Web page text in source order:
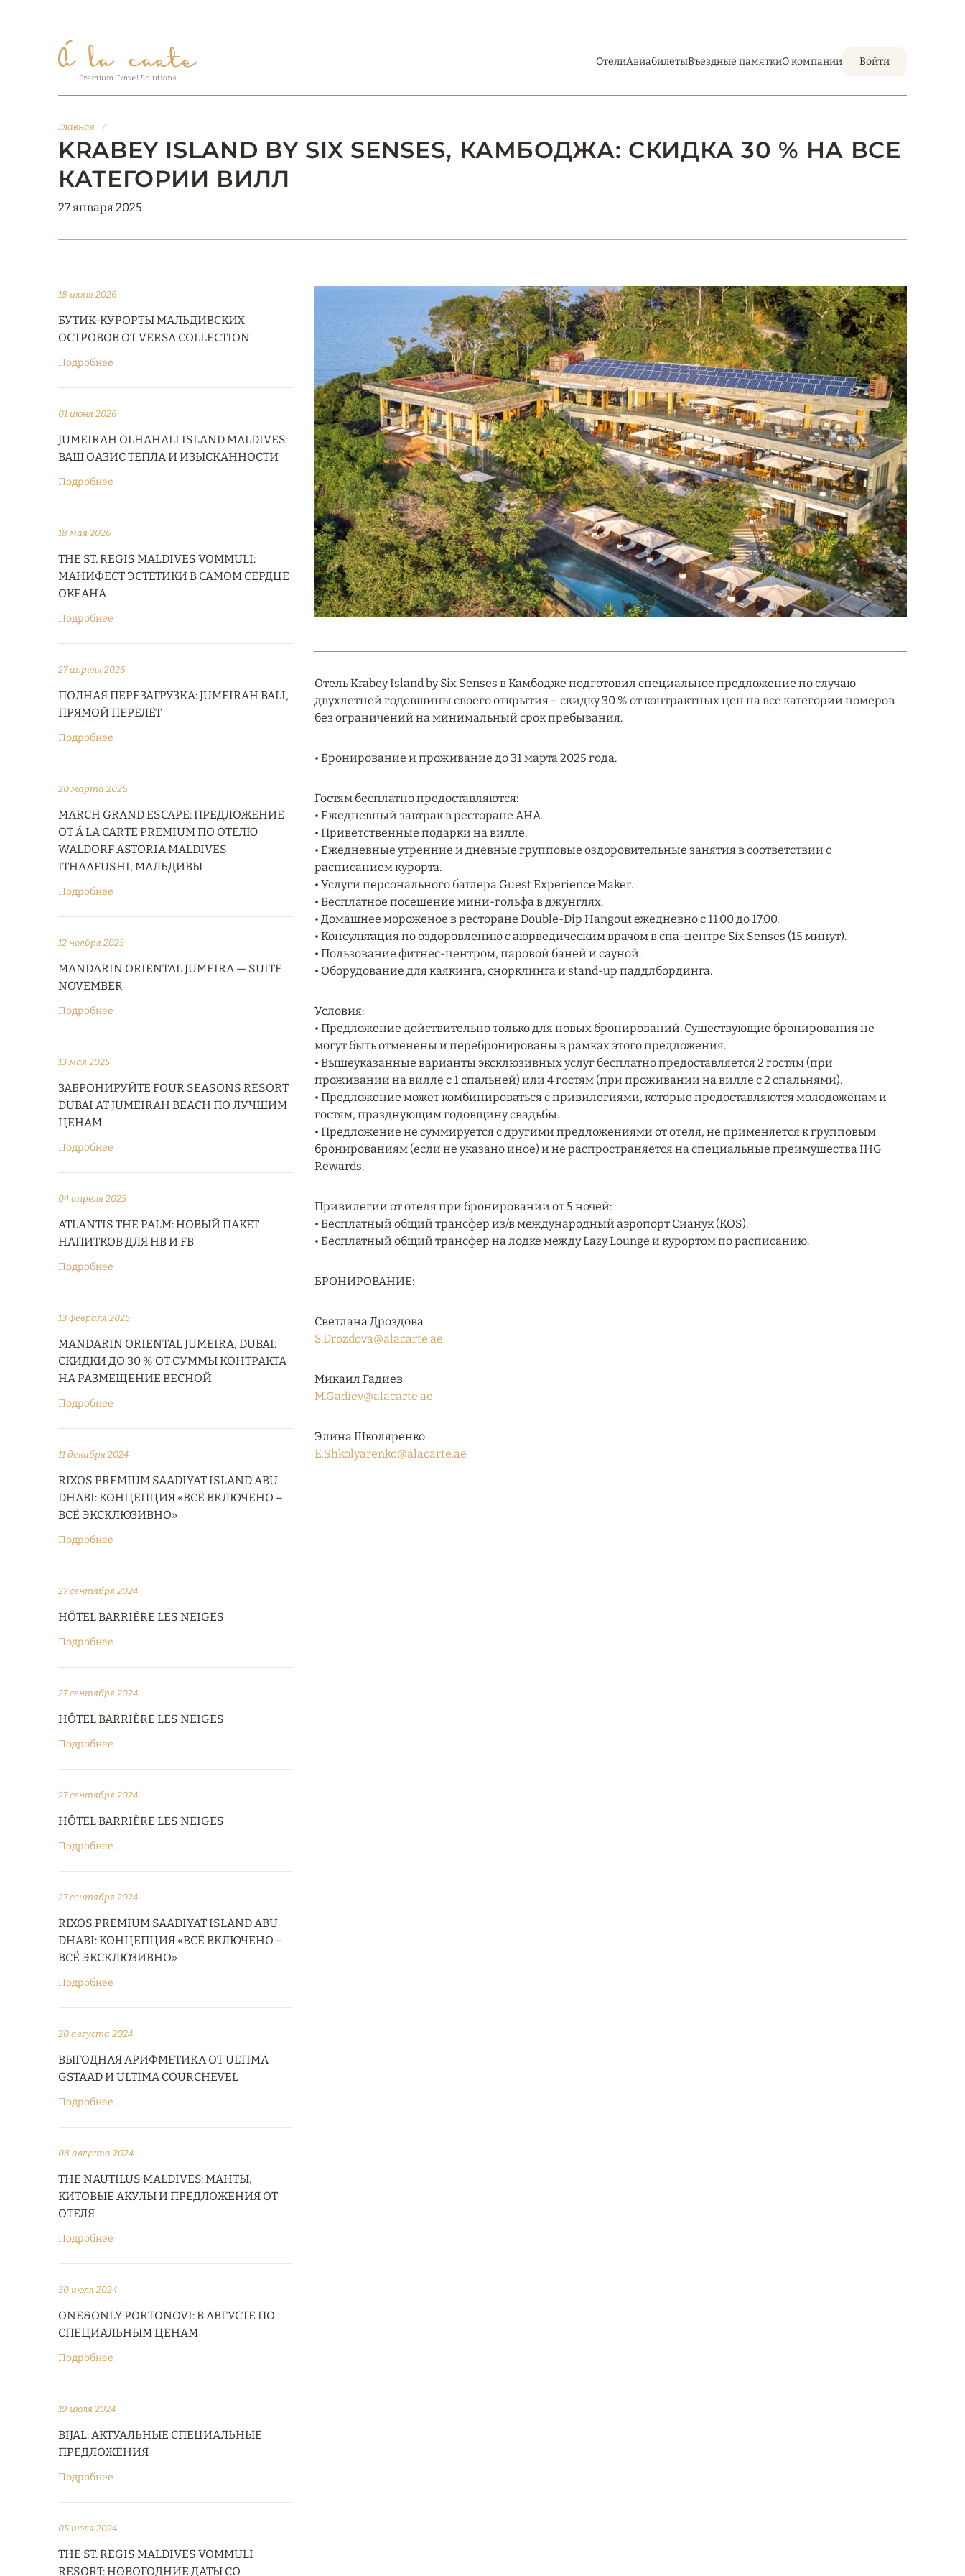
ОтелиАвиабилетыВъездные памяткиО компании Войти
Главная /
KRABEY ISLAND BY SIX SENSES, КАМБОДЖА: СКИДКА 30 % НА ВСЕ
КАТЕГОРИИ ВИЛЛ
27 января 2025
18 июня 2026
БУТИК-КУРОРТЫ МАЛЬДИВСКИХ
ОСТРОВОВ ОТ VERSA COLLECTION
Подробнее
01 июня 2026
JUMEIRAH OLHAHALI ISLAND MALDIVES:
ВАШ ОАЗИС ТЕПЛА И ИЗЫСКАННОСТИ
Подробнее
18 мая 2026
THE ST. REGIS MALDIVES VOMMULI:
МАНИФЕСТ ЭСТЕТИКИ В САМОМ СЕРДЦЕ
ОКЕАНА
Подробнее
27 апреля 2026
ПОЛНАЯ ПЕРЕЗАГРУЗКА: JUMEIRAH BALI,
ПРЯМОЙ ПЕРЕЛЁТ
Подробнее
20 марта 2026
MARCH GRAND ESCAPE: ПРЕДЛОЖЕНИЕ
ОТ Á LA CARTE PREMIUM ПО ОТЕЛЮ
WALDORF ASTORIA MALDIVES
ITHAAFUSHI, МАЛЬДИВЫ
Подробнее
12 ноября 2025
MANDARIN ORIENTAL JUMEIRA — SUITE
NOVEMBER
Подробнее
13 мая 2025
ЗАБРОНИРУЙТЕ FOUR SEASONS RESORT
DUBAI AT JUMEIRAH BEACH ПО ЛУЧШИМ
ЦЕНАМ
Подробнее
04 апреля 2025
ATLANTIS THE PALM: НОВЫЙ ПАКЕТ
НАПИТКОВ ДЛЯ HB И FB
Подробнее
13 февраля 2025
MANDARIN ORIENTAL JUMEIRA, DUBAI:
СКИДКИ ДО 30 % ОТ СУММЫ КОНТРАКТА
НА РАЗМЕЩЕНИЕ ВЕСНОЙ
Подробнее
11 декабря 2024
RIXOS PREMIUM SAADIYAT ISLAND ABU
DHABI: КОНЦЕПЦИЯ «ВСЁ ВКЛЮЧЕНО –
ВСЁ ЭКСКЛЮЗИВНО»
Подробнее
27 сентября 2024
HÔTEL BARRIÈRE LES NEIGES
Подробнее
27 сентября 2024
HÔTEL BARRIÈRE LES NEIGES
Подробнее
27 сентября 2024
HÔTEL BARRIÈRE LES NEIGES
Подробнее
27 сентября 2024
RIXOS PREMIUM SAADIYAT ISLAND ABU
DHABI: КОНЦЕПЦИЯ «ВСЁ ВКЛЮЧЕНО –
ВСЁ ЭКСКЛЮЗИВНО»
Подробнее
20 августа 2024
ВЫГОДНАЯ АРИФМЕТИКА ОТ ULTIMA
GSTAAD И ULTIMA COURCHEVEL
Подробнее
08 августа 2024
THE NAUTILUS MALDIVES: МАНТЫ,
КИТОВЫЕ АКУЛЫ И ПРЕДЛОЖЕНИЯ ОТ
ОТЕЛЯ
Подробнее
30 июля 2024
ONE&ONLY PORTONOVI: В АВГУСТЕ ПО
СПЕЦИАЛЬНЫМ ЦЕНАМ
Подробнее
19 июля 2024
BIJAL: АКТУАЛЬНЫЕ СПЕЦИАЛЬНЫЕ
ПРЕДЛОЖЕНИЯ
Подробнее
05 июля 2024
THE ST. REGIS MALDIVES VOMMULI
RESORT: НОВОГОДНИЕ ДАТЫ СО
Отель Krabey Island by Six Senses в Камбодже подготовил специальное предложение по случаю
двухлетней годовщины своего открытия – скидку 30 % от контрактных цен на все категории номеров
без ограничений на минимальный срок пребывания.
• Бронирование и проживание до 31 марта 2025 года.
Гостям бесплатно предоставляются:
• Ежедневный завтрак в ресторане AHA.
• Приветственные подарки на вилле.
• Ежедневные утренние и дневные групповые оздоровительные занятия в соответствии с
расписанием курорта.
• Услуги персонального батлера Guest Experience Maker.
• Бесплатное посещение мини-гольфа в джунглях.
• Домашнее мороженое в ресторане Double-Dip Hangout ежедневно с 11:00 до 17:00.
• Консультация по оздоровлению с аюрведическим врачом в спа-центре Six Senses (15 минут).
• Пользование фитнес-центром, паровой баней и сауной.
• Оборудование для каякинга, снорклинга и stand-up паддлбординга.
Условия:
• Предложение действительно только для новых бронирований. Существующие бронирования не
могут быть отменены и перебронированы в рамках этого предложения.
• Вышеуказанные варианты эксклюзивных услуг бесплатно предоставляется 2 гостям (при
проживании на вилле с 1 спальней) или 4 гостям (при проживании на вилле с 2 спальнями).
• Предложение может комбинироваться с привилегиями, которые предоставляются молодожёнам и
гостям, празднующим годовщину свадьбы.
• Предложение не суммируется с другими предложениями от отеля, не применяется к групповым
бронированиям (если не указано иное) и не распространяется на специальные преимущества IHG
Rewards.
Привилегии от отеля при бронировании от 5 ночей:
• Бесплатный общий трансфер из/в международный аэропорт Сианук (KOS).
• Бесплатный общий трансфер на лодке между Lazy Lounge и курортом по расписанию.
БРОНИРОВАНИЕ:
Светлана Дроздова
S.Drozdova@alacarte.ae
Микаил Гадиев
M.Gadiev@alacarte.ae
Элина Школяренко
E.Shkolyarenko@alacarte.ae